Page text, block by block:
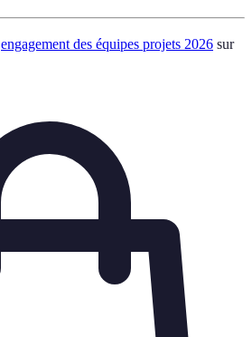
engagement des équipes projets 2026 sur